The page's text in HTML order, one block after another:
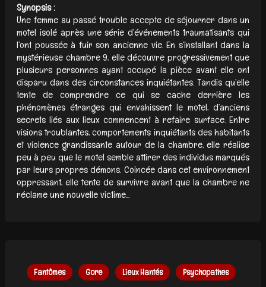
Synopsis :
Une femme au passé trouble accepte de séjourner dans un
motel isolé après une série d’événements traumatisants qui
l’ont poussée à fuir son ancienne vie. En s’installant dans la
mystérieuse chambre 9, elle découvre progressivement que
plusieurs personnes ayant occupé la pièce avant elle ont
disparu dans des circonstances inquiétantes. Tandis qu’elle
tente de comprendre ce qui se cache derrière les
phénomènes étranges qui envahissent le motel, d’anciens
secrets liés aux lieux commencent à refaire surface. Entre
visions troublantes, comportements inquiétants des habitants
et violence grandissante autour de la chambre, elle réalise
peu à peu que le motel semble attirer des individus marqués
par leurs propres démons. Coincée dans cet environnement
oppressant, elle tente de survivre avant que la chambre ne
réclame une nouvelle victime...
Fantômes Gore Lieux Hantés Psychopathes